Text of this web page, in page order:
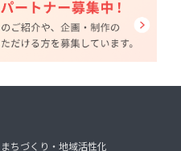
まちづくり・地域活性化